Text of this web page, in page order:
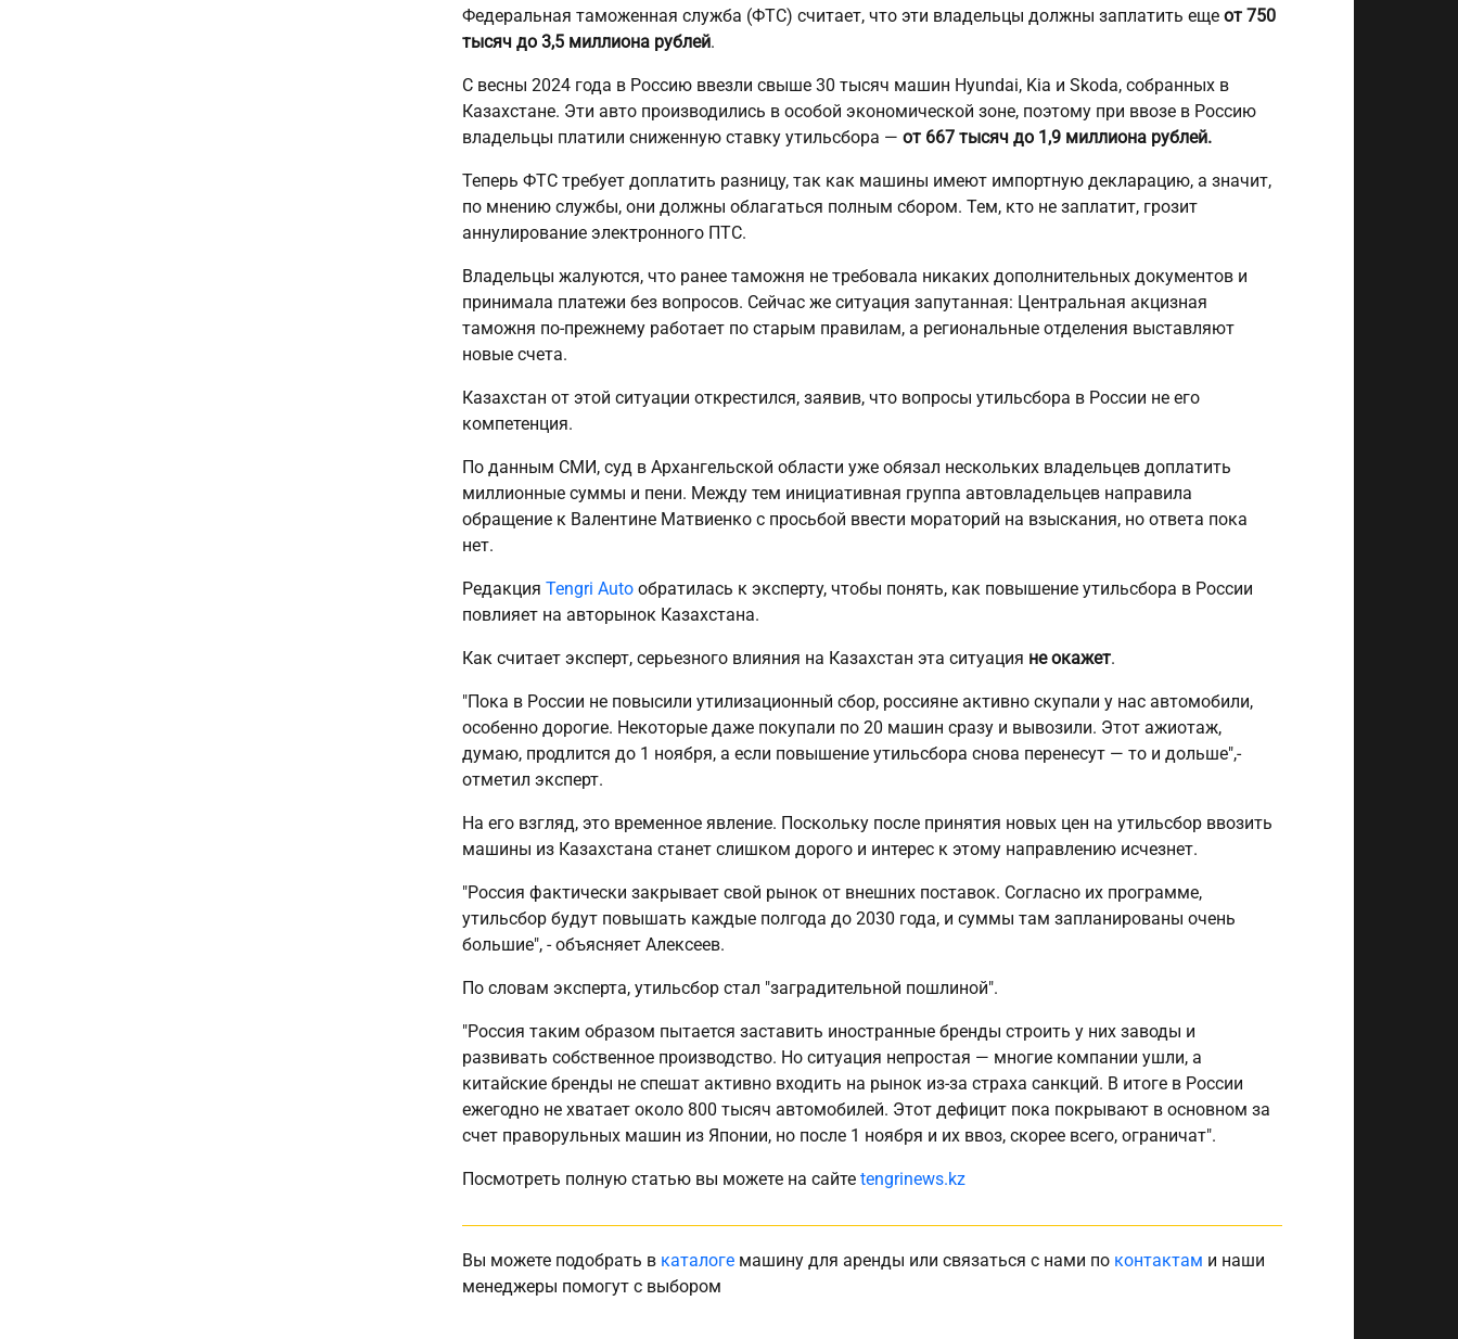
Федеральная таможенная служба (ФТС) считает, что эти владельцы должны заплатить еще от 750
тысяч до 3,5 миллиона рублей.
С весны 2024 года в Россию ввезли свыше 30 тысяч машин Hyundai, Kia и Skoda, собранных в
Казахстане. Эти авто производились в особой экономической зоне, поэтому при ввозе в Россию
владельцы платили сниженную ставку утильсбора — от 667 тысяч до 1,9 миллиона рублей.
Теперь ФТС требует доплатить разницу, так как машины имеют импортную декларацию, а значит,
по мнению службы, они должны облагаться полным сбором. Тем, кто не заплатит, грозит
аннулирование электронного ПТС.
Владельцы жалуются, что ранее таможня не требовала никаких дополнительных документов и
принимала платежи без вопросов. Сейчас же ситуация запутанная: Центральная акцизная
таможня по-прежнему работает по старым правилам, а региональные отделения выставляют
новые счета.
Казахстан от этой ситуации открестился, заявив, что вопросы утильсбора в России не его
компетенция.
По данным СМИ, суд в Архангельской области уже обязал нескольких владельцев доплатить
миллионные суммы и пени. Между тем инициативная группа автовладельцев направила
обращение к Валентине Матвиенко с просьбой ввести мораторий на взыскания, но ответа пока
нет.
Редакция Tengri Auto обратилась к эксперту, чтобы понять, как повышение утильсбора в России
повлияет на авторынок Казахстана.
Как считает эксперт, серьезного влияния на Казахстан эта ситуация не окажет.
"Пока в России не повысили утилизационный сбор, россияне активно скупали у нас автомобили,
особенно дорогие. Некоторые даже покупали по 20 машин сразу и вывозили. Этот ажиотаж,
думаю, продлится до 1 ноября, а если повышение утильсбора снова перенесут — то и дольше",-
отметил эксперт.
На его взгляд, это временное явление. Поскольку после принятия новых цен на утильсбор ввозить
машины из Казахстана станет слишком дорого и интерес к этому направлению исчезнет.
"Россия фактически закрывает свой рынок от внешних поставок. Согласно их программе,
утильсбор будут повышать каждые полгода до 2030 года, и суммы там запланированы очень
большие", - объясняет Алексеев.
По словам эксперта, утильсбор стал "заградительной пошлиной".
"Россия таким образом пытается заставить иностранные бренды строить у них заводы и
развивать собственное производство. Но ситуация непростая — многие компании ушли, а
китайские бренды не спешат активно входить на рынок из-за страха санкций. В итоге в России
ежегодно не хватает около 800 тысяч автомобилей. Этот дефицит пока покрывают в основном за
счет праворульных машин из Японии, но после 1 ноября и их ввоз, скорее всего, ограничат".
Посмотреть полную статью вы можете на сайте tengrinews.kz
Вы можете подобрать в каталоге машину для аренды или связаться с нами по контактам и наши
менеджеры помогут с выбором